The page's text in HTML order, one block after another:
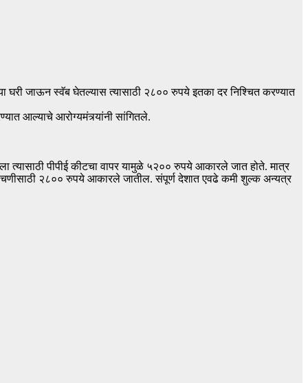
घरी जाऊन स्वॅब घेतल्यास त्यासाठी २८०० रुपये इतका दर निश्चित करण्यात
आल्याचे आरोग्यमंत्र्यांनी सांगितले.
त्यासाठी पीपीई कीटचा वापर यामुळे ५२०० रुपये आकारले जात होते. मात्र
२८०० रुपये आकारले जातील. संपूर्ण देशात एवढे कमी शुल्क अन्यत्र